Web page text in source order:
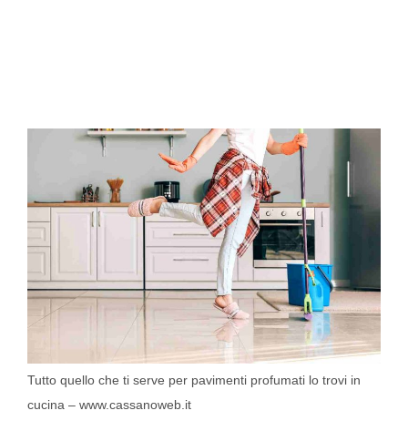
Tutto quello che ti serve per pavimenti profumati lo trovi in
cucina – www.cassanoweb.it